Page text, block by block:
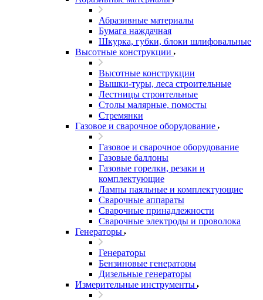
Абразивные материалы
Бумага наждачная
Шкурка, губки, блоки шлифовальные
Высотные конструкции
Высотные конструкции
Вышки-туры, леса строительные
Лестницы строительные
Столы малярные, помосты
Стремянки
Газовое и сварочное оборудование
Газовое и сварочное оборудование
Газовые баллоны
Газовые горелки, резаки и
комплектующие
Лампы паяльные и комплектующие
Сварочные аппараты
Сварочные принадлежности
Сварочные электроды и проволока
Генераторы
Генераторы
Бензиновые генераторы
Дизельные генераторы
Измерительные инструменты